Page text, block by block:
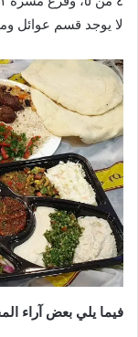
لا يوجد قسم عوائل
فيما يلي بعض آراء